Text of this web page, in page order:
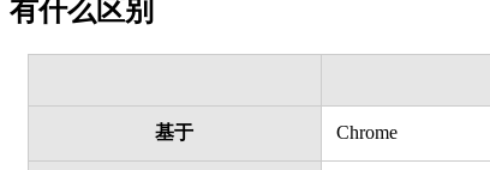
有什么区别
基于 Chrome